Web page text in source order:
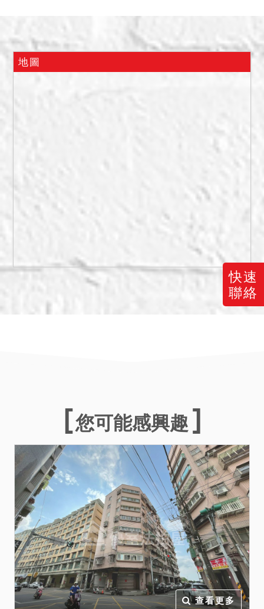
快速
聯絡
為增建(已編為3426號建物
併同拍賣)。
交。另屋內之動產非在本件
遺留物處理程序，請應買人
一、上開不動產4宗合併拍
賣，請投標人分別出價。
二、拍賣最低價額合計新台
幣：5,869,000元，以總價
最高者得標。
餘共有人無優先承買權。
六、本件執行標的3426號建
物係未辦保存登記之建物，
拍定後拍定人無法持本院所
核發之權利移轉證書辦理所
有權登記，且應負被拆除之
風險，請應買人自行注意。
又本件係以建物之現況拍
賣，拍定人不得以面積不符
為由，請求增減價金或撤銷
拍定。
七、本件1399地號使用分區
為中壢（龍岡地區）都市計
地圖
您可能感興趣
查看更多